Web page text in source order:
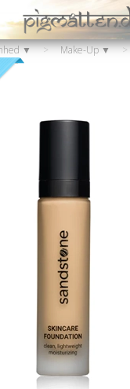
▼ > Make-Up ▼ >